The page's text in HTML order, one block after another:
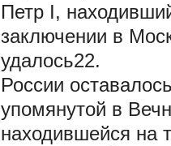
Петр I,
заключении в
удалось22.
России
упомянутой в
находившейся на